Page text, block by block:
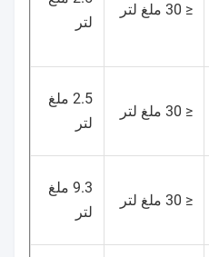
≤ 30 ملغ لتر
لتر
≤ 30 ملغ لتر
2.5 ملغ
لتر
≤ 30 ملغ لتر
9.3 ملغ
لتر